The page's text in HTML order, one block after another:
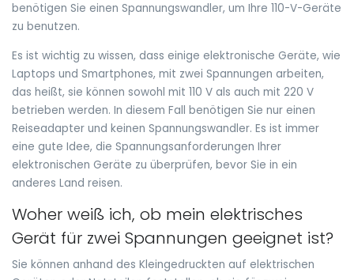
benötigen Sie einen Spannungswandler, um Ihre 110-V-Geräte
zu benutzen.
Es ist wichtig zu wissen, dass einige elektronische Geräte, wie
Laptops und Smartphones, mit zwei Spannungen arbeiten,
das heißt, sie können sowohl mit 110 V als auch mit 220 V
betrieben werden. In diesem Fall benötigen Sie nur einen
Reiseadapter und keinen Spannungswandler. Es ist immer
eine gute Idee, die Spannungsanforderungen Ihrer
elektronischen Geräte zu überprüfen, bevor Sie in ein
anderes Land reisen.
Woher weiß ich, ob mein elektrisches
Gerät für zwei Spannungen geeignet ist?
Sie können anhand des Kleingedruckten auf elektrischen